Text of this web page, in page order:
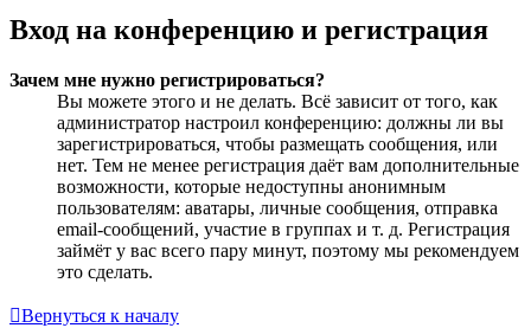
Вход на конференцию и регистрация
Зачем мне нужно регистрироваться?
Вы можете этого и не делать. Всё зависит от того, как
администратор настроил конференцию: должны ли вы
зарегистрироваться, чтобы размещать сообщения, или
нет. Тем не менее регистрация даёт вам дополнительные
возможности, которые недоступны анонимным
пользователям: аватары, личные сообщения, отправка
email-сообщений, участие в группах и т. д. Регистрация
займёт у вас всего пару минут, поэтому мы рекомендуем
это сделать.
Вернуться к началу